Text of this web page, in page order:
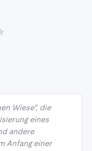
Wiese", die
eines
andere
Anfang einer